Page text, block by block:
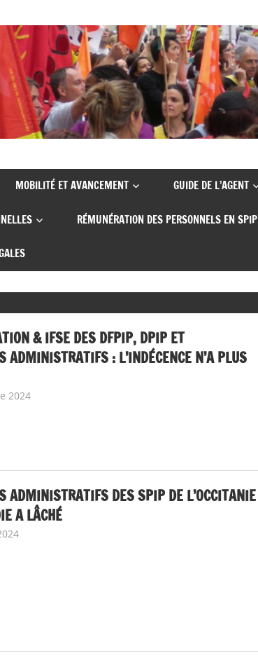
MOBILITÉ ET AVANCEMENT GUIDE DE L’AGENT
RÉMUNÉRATION DES PERSONNELS EN SPIP
& IFSE DES DFPIP, DPIP ET
ADMINISTRATIFS : L’INDÉCENCE N’A PLUS
2024
ADMINISTRATIFS DES SPIP DE L’OCCITANIE
A LÂCHÉ